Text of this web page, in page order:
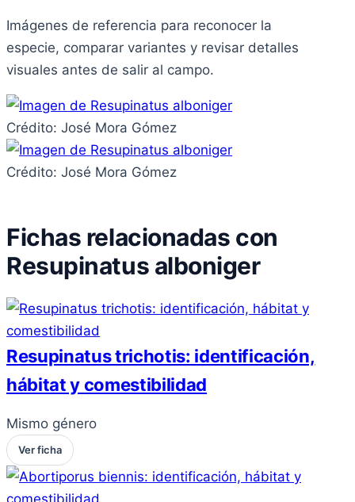
Imágenes de referencia para reconocer la
especie, comparar variantes y revisar detalles
visuales antes de salir al campo.
Crédito: José Mora Gómez
Crédito: José Mora Gómez
Fichas relacionadas con
Resupinatus alboniger
Resupinatus trichotis: identificación,
hábitat y comestibilidad
Mismo género
Ver ficha